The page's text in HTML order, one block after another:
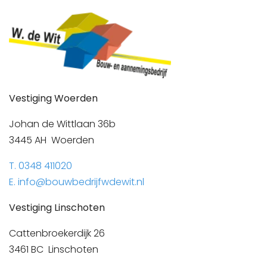
Vestiging Woerden
Johan de Wittlaan 36b
3445 AH Woerden
T. 0348 411020
E. info@bouwbedrijfwdewit.nl
Vestiging Linschoten
Cattenbroekerdijk 26
3461 BC Linschoten